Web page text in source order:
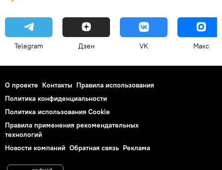
Telegram Дзен VK Макс
О проекте Контакты Правила использования
Политика конфиденциальности
Политика использования Cookie
Правила применения рекомендательных
технологий
Новости компаний Обратная связь Реклама